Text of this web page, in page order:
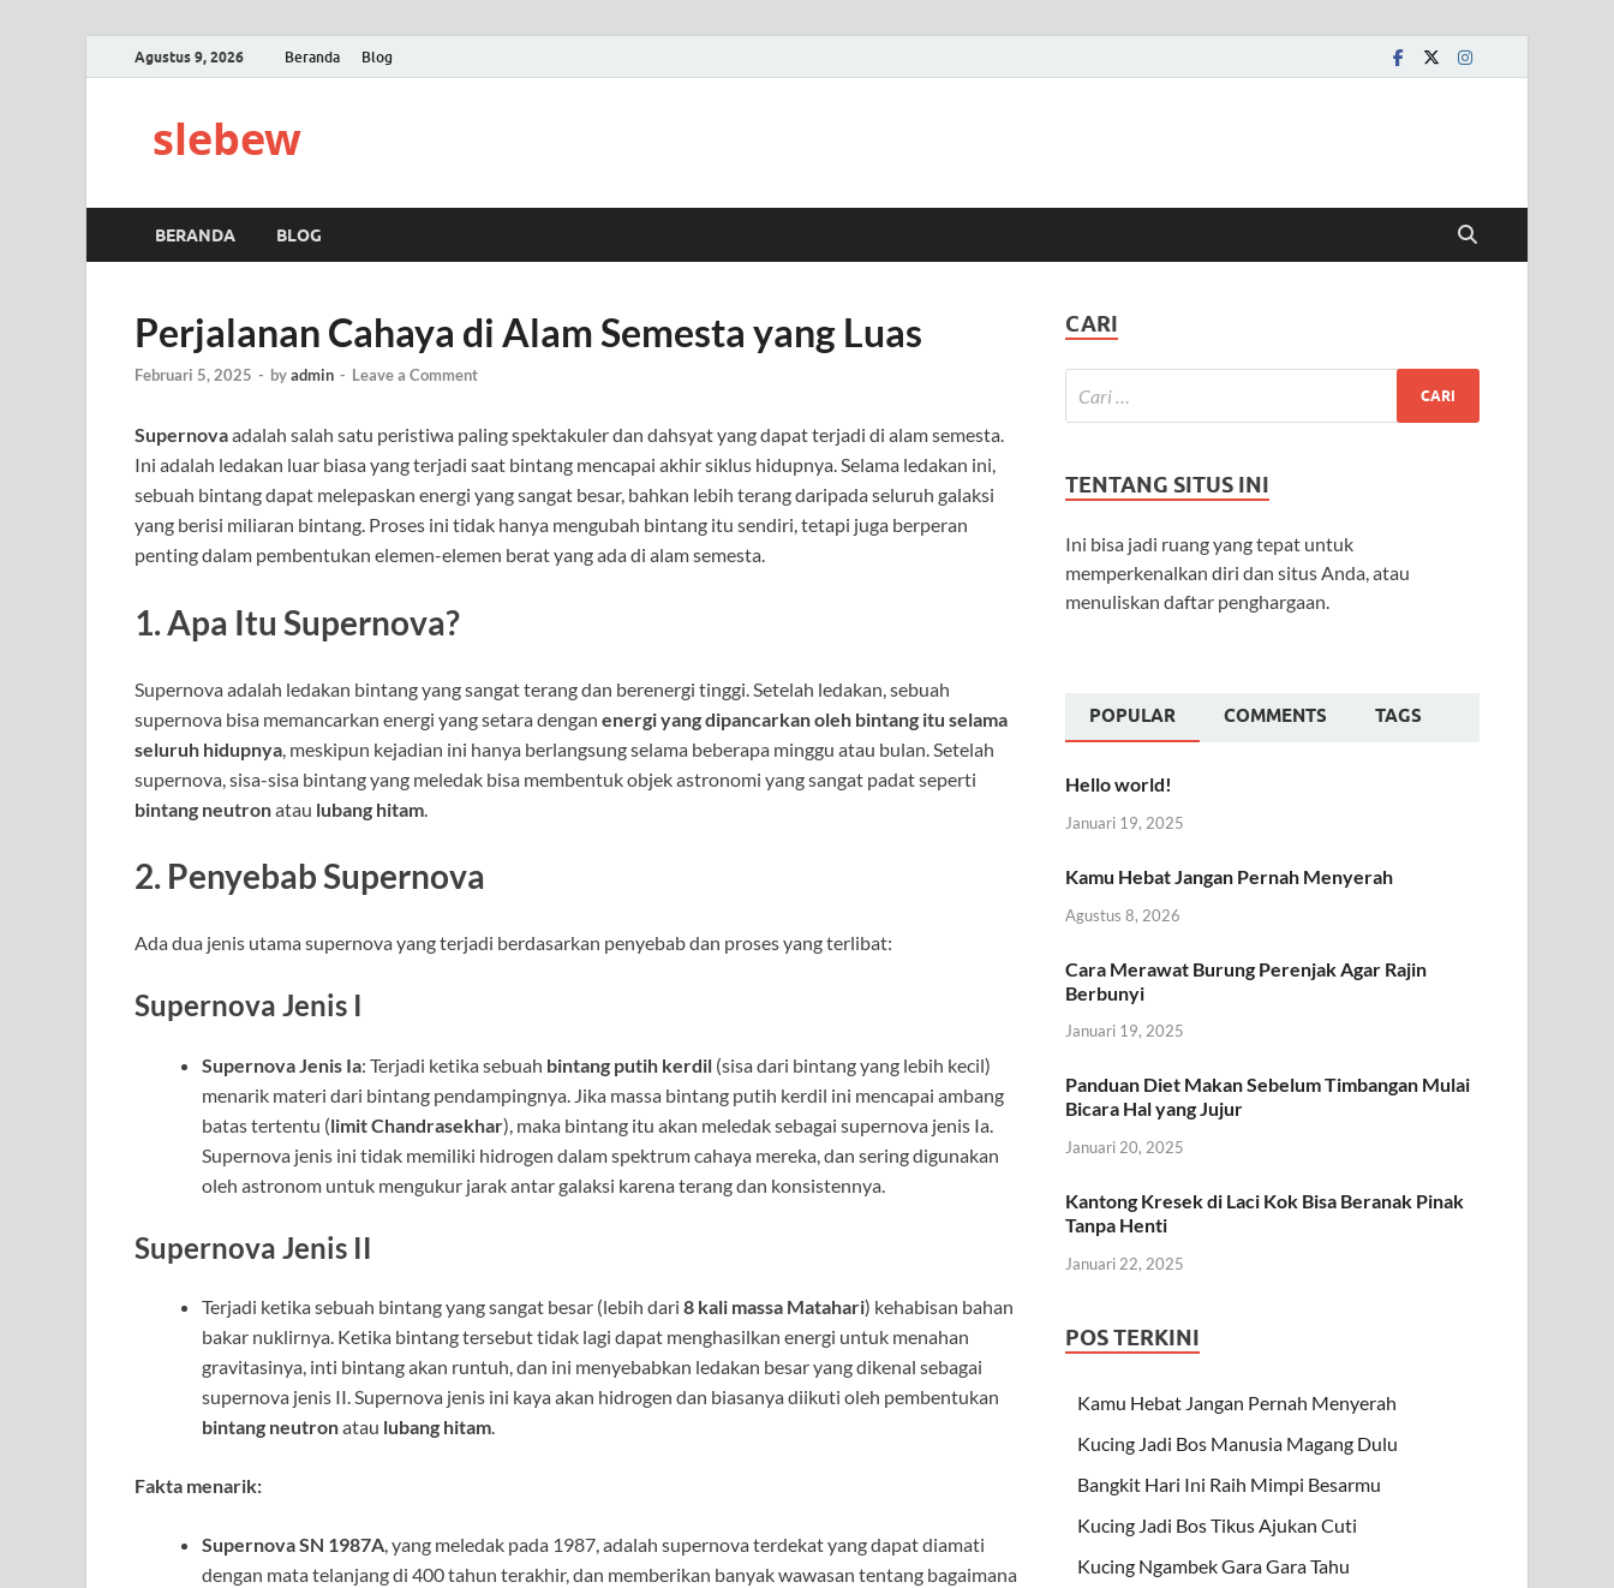
Agustus 9, 2026 Beranda Blog
slebew
BERANDA BLOG
Perjalanan Cahaya di Alam Semesta yang Luas
Februari 5, 2025 - byadmin - Leave a Comment
Supernovaadalah salah satu peristiwa paling spektakuler dan dahsyat yang dapat terjadi di alam semesta.
Ini adalah ledakan luar biasa yang terjadi saat bintang mencapai akhir siklus hidupnya. Selama ledakan ini,
sebuah bintang dapat melepaskan energi yang sangat besar, bahkan lebih terang daripada seluruh galaksi
yang berisi miliaran bintang. Proses ini tidak hanya mengubah bintang itu sendiri, tetapi juga berperan
penting dalam pembentukan elemen-elemen berat yang ada di alam semesta.
1. Apa Itu Supernova?
Supernova adalah ledakan bintang yang sangat terang dan berenergi tinggi. Setelah ledakan, sebuah
supernova bisa memancarkan energi yang setara dengan energi yang dipancarkan oleh bintang itu selama
seluruh hidupnya , meskipun kejadian ini hanya berlangsung selama beberapa minggu atau bulan. Setelah
supernova, sisa-sisa bintang yang meledak bisa membentuk objek astronomi yang sangat padat seperti
bintang neutronatau lubang hitam
2. Penyebab Supernova
Ada dua jenis utama supernova yang terjadi berdasarkan penyebab dan proses yang terlibat:
Supernova Jenis I
Supernova Jenis Ia: Terjadi ketika sebuah bintang putih kerdil (sisa dari bintang yang lebih kecil)
menarik materi dari bintang pendampingnya. Jika massa bintang putih kerdil ini mencapai ambang
batas tertentu (limit Chandrasekhar), maka bintang itu akan meledak sebagai supernova jenis Ia.
Supernova jenis ini tidak memiliki hidrogen dalam spektrum cahaya mereka, dan sering digunakan
oleh astronom untuk mengukur jarak antar galaksi karena terang dan konsistennya.
Supernova Jenis II
Terjadi ketika sebuah bintang yang sangat besar (lebih dari 8 kali massa Matahari) kehabisan bahan
bakar nuklirnya. Ketika bintang tersebut tidak lagi dapat menghasilkan energi untuk menahan
gravitasinya, inti bintang akan runtuh, dan ini menyebabkan ledakan besar yang dikenal sebagai
supernova jenis II. Supernova jenis ini kaya akan hidrogen dan biasanya diikuti oleh pembentukan
bintang neutronatau lubang hitam.
Fakta menarik:
Supernova SN 1987A, yang meledak pada 1987, adalah supernova terdekat yang dapat diamati
dengan mata telanjang di 400 tahun terakhir, dan memberikan banyak wawasan tentang bagaimana
CARI
TENTANG SITUS INI
Ini bisa jadi ruang yang tepat untuk
memperkenalkan diri dan situs Anda, atau
menuliskan daftar penghargaan.
POPULAR COMMENTS TAGS
Hello world!
Januari 19, 2025
Kamu Hebat Jangan Pernah Menyerah
Agustus 8, 2026
Cara Merawat Burung Perenjak Agar Rajin
Berbunyi
Januari 19, 2025
Panduan Diet Makan Sebelum Timbangan Mulai
Bicara Hal yang Jujur
Januari 20, 2025
Kantong Kresek di Laci Kok Bisa Beranak Pinak
Tanpa Henti
Januari 22, 2025
POS TERKINI
Kamu Hebat Jangan Pernah Menyerah
Kucing Jadi Bos Manusia Magang Dulu
Bangkit Hari Ini Raih Mimpi Besarmu
Kucing Jadi Bos Tikus Ajukan Cuti
Kucing Ngambek Gara Gara Tahu